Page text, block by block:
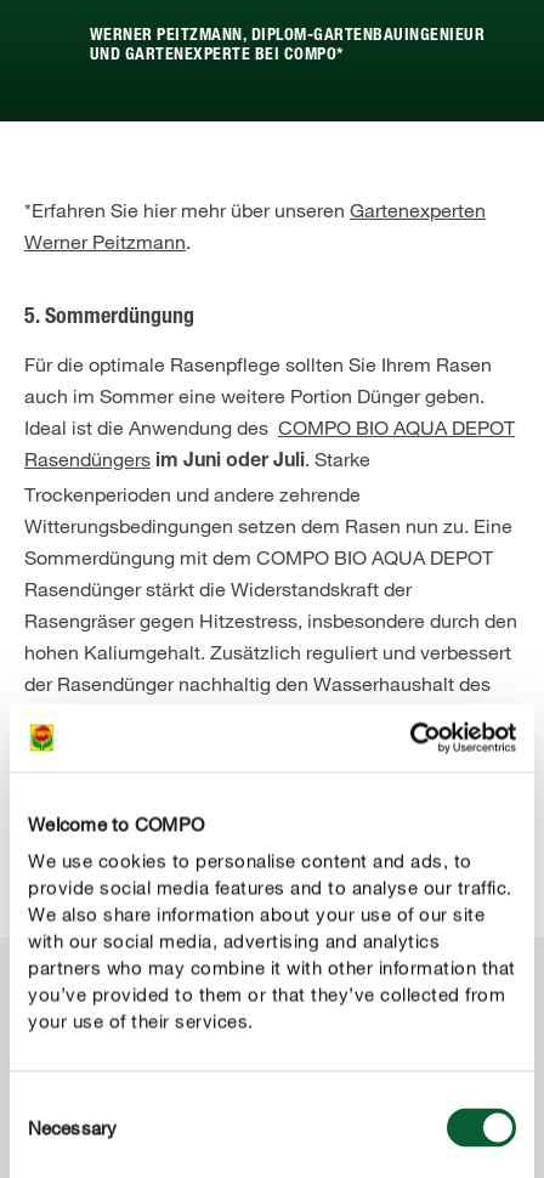
Welcome to COMPO
We use cookies to personalise content and ads, to
provide social media features and to analyse our traffic.
We also share information about your use of our site
with our social media, advertising and analytics
partners who may combine it with other information that
you’ve provided to them or that they’ve collected from
your use of their services.
Selection
Necessary
WERNER PEITZMANN, DIPLOM-GARTENBAUINGENIEUR
UND GARTENEXPERTE BEI COMPO*
*Erfahren Sie hier mehr über unseren Gartenexperten
Werner Peitzmann.
5. Sommerdüngung
Für die optimale Rasenpflege sollten Sie Ihrem Rasen
auch im Sommer eine weitere Portion Dünger geben.
Ideal ist die Anwendung des COMPO BIO AQUA DEPOT
Rasendüngers im Juni oder Juli. Starke
Trockenperioden und andere zehrende
Witterungsbedingungen setzen dem Rasen nun zu. Eine
Sommerdüngung mit dem COMPO BIO AQUA DEPOT
Rasendünger stärkt die Widerstandskraft der
Rasengräser gegen Hitzestress, insbesondere durch den
hohen Kaliumgehalt. Zusätzlich reguliert und verbessert
der Rasendünger nachhaltig den Wasserhaushalt des
besser und auf natürliche Weise vor Stressfaktoren wie
erfreuen.